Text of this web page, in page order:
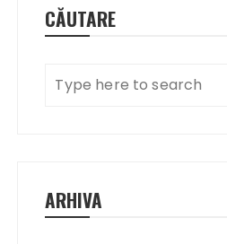
CĂUTARE
ARHIVA